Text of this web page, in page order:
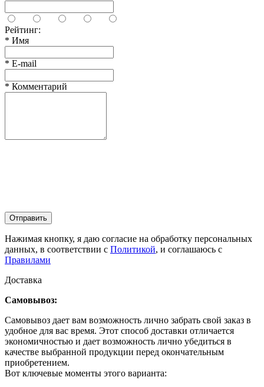
Рейтинг:
* Имя
* E-mail
* Комментарий
Отправить
Нажимая кнопку, я даю согласие на обработку персональных
данных, в соответствии с Политикой, и соглашаюсь с
Правилами
Доставка
Самовывоз:
Самовывоз дает вам возможность лично забрать свой заказ в
удобное для вас время. Этот способ доставки отличается
экономичностью и дает возможность лично убедиться в
качестве выбранной продукции перед окончательным
приобретением.
Вот ключевые моменты этого варианта: